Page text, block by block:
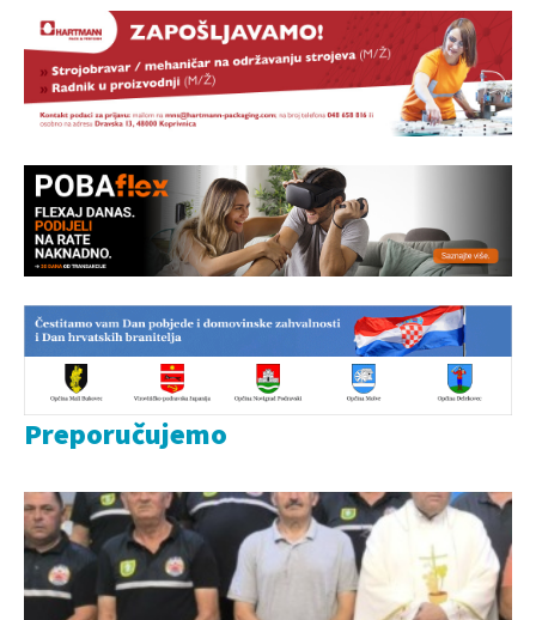
Preporučujemo